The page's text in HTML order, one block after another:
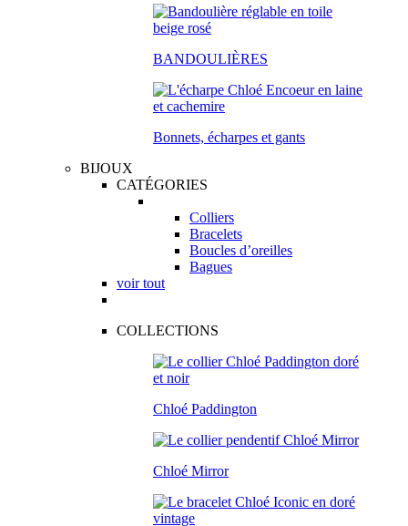
BANDOULIÈRES
Bonnets, écharpes et gants
BIJOUX
CATÉGORIES
Colliers
Bracelets
Boucles d’oreilles
Bagues
voir tout
COLLECTIONS
Chloé Paddington
Chloé Mirror